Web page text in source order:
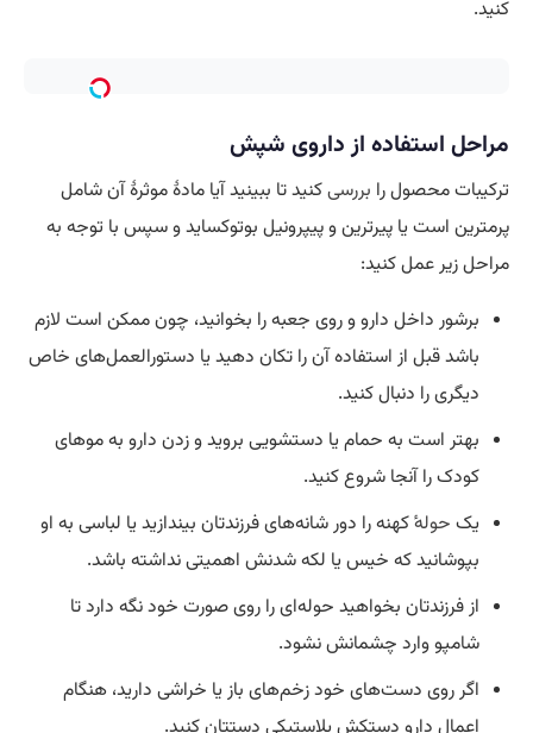
کنید.
مراحل استفاده از داروی شپش
ترکیبات محصول را بررسیکنید تا ببینید آیا مادهٔ موثرهٔ آن شامل
پرمترین است یا پیرترین و پیپرونیل بوتوکساید و سپس با توجه به
مراحل زیر عمل کنید:
برشور داخل دارو و روی جعبه را بخوانید، چون ممکن است لازم
باشد قبل از استفاده آن را تکان دهید یا دستورالعمل‌های خاص
دیگری را دنبال کنید.
بهتر است به حمام یا دستشویی بروید و زدن دارو به موهای
کودک را آنجا شروع کنید.
یک حوله‌ٔ کهنه را دور شانه‌های فرزندتان بیندازید یا لباسی به او
بپوشانید که خیس یا لکه شدنش اهمیتی نداشته باشد.
از فرزندتان بخواهید حوله‌ای را روی صورت خود نگه دارد تا
شامپو وارد چشمانش نشود.
اگر روی دست‌های خود زخم‌های باز یا خراشی دارید، هنگام
اعمال دارو دستکش پلاستیکی دستتان کنید.